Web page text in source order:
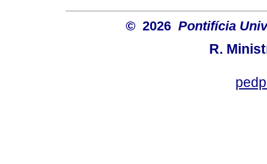
© 2026 Pontifícia
R.